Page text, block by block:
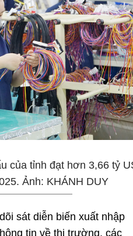
của tỉnh đạt hơn 3,66 tỷ
Ảnh: KHÁNH DUY
sát diễn biến xuất nhập
tin về thị trường, các